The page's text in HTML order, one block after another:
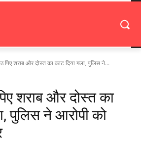
पिए शराब और दोस्त का काट दिया गला, पुलिस ने...
शराब और दोस्त का
पुलिस ने आरोपी को